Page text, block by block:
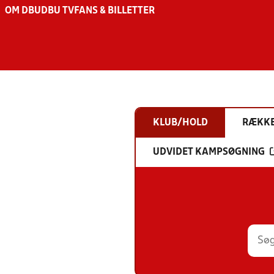
OM DBU DBU TV FANS & BILLETTER
KLUB/HOLD
UDVIDET KAMPSØGNING